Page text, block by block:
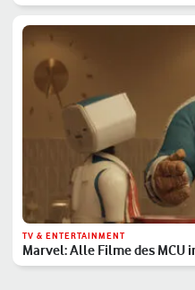
TV & ENTERTAINMENT
Marvel: Alle Filme des MCU
Reihenfolge